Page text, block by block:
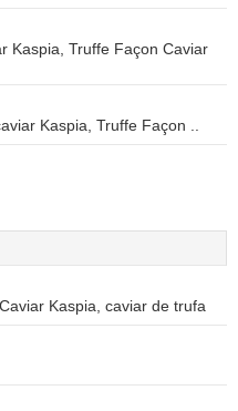
Kaspia, Truffe Façon Caviar
Kaspia, Truffe Façon ..
Kaspia, caviar de trufa